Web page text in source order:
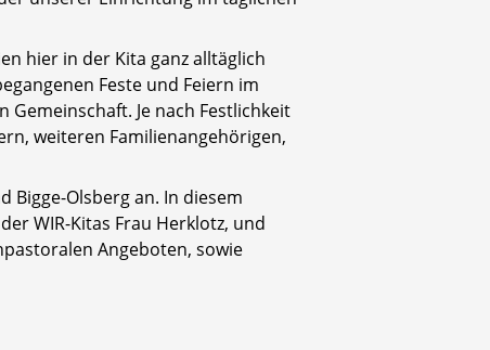
hier in der Kita ganz alltäglich
Feste und Feiern im
Je nach Festlichkeit
weiteren Familienangehörigen,
Olsberg an. In diesem
WIR-Kitas Frau Herklotz, und
Angeboten, sowie